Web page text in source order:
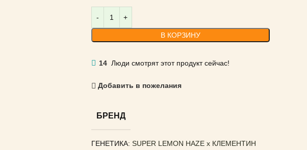
В КОРЗИНУ
14 Люди смотрят этот продукт сейчас!
Добавить в пожелания
БРЕНД
ГЕНЕТИКА: SUPER LEMON HAZE x КЛЕМЕНТИН